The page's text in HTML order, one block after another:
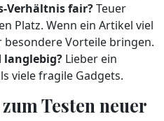
Verhältnis fair?Teuer
Platz. Wenn ein Artikel viel
Vorteile bringen.
langlebig? Lieber ein
viele fragile Gadgets.
Testen neuer